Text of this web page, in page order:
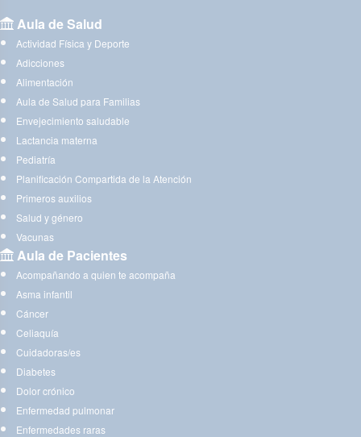
Aula de Salud
Actividad Física y Deporte
Adicciones
Alimentación
Aula de Salud para Familias
Envejecimiento saludable
Lactancia materna
Pediatría
Planificación Compartida de la Atención
Primeros auxilios
Salud y género
Vacunas
Aula de Pacientes
Acompañando a quien te acompaña
Asma infantil
Cáncer
Celiaquía
Cuidadoras/es
Diabetes
Dolor crónico
Enfermedad pulmonar
Enfermedades raras